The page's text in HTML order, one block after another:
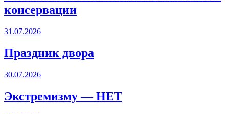
консервации
31.07.2026
Праздник двора
30.07.2026
Экстремизму — НЕТ